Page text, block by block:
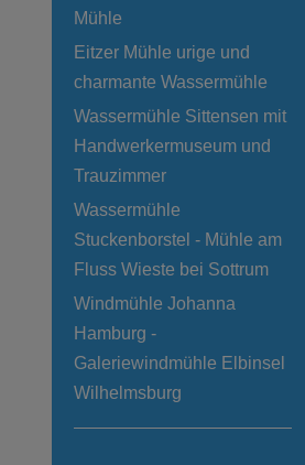
Mühle
Eitzer Mühle urige und
charmante Wassermühle
Wassermühle Sittensen mit
Handwerkermuseum und
Trauzimmer
Wassermühle
Stuckenborstel - Mühle am
Fluss Wieste bei Sottrum
Windmühle Johanna
Hamburg -
Galeriewindmühle Elbinsel
Wilhelmsburg